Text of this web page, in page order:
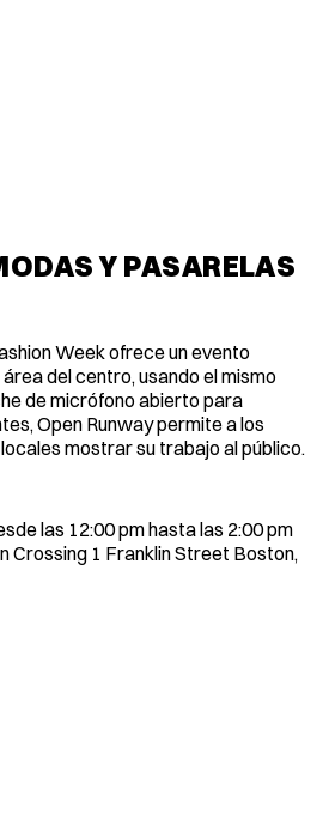
Y PASARELAS
Week ofrece un evento
del centro, usando el mismo
de micrófono abierto para
Open Runway permite a los
mostrar su trabajo al público.
las 12:00 pm hasta las 2:00 pm
Crossing 1 Franklin Street Boston,